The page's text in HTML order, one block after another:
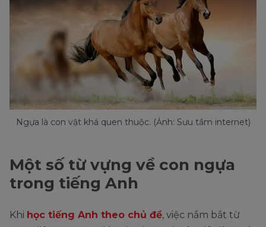
Ngựa là con vật khá quen thuộc. (Ảnh: Sưu tầm internet)
Một số từ vựng về con ngựa
trong tiếng Anh
Khi học tiếng Anh theo chủ đề, việc nắm bắt từ